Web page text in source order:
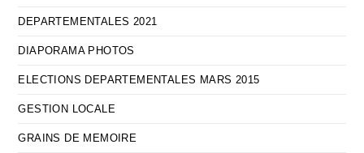
DEPARTEMENTALES 2021
DIAPORAMA PHOTOS
ELECTIONS DEPARTEMENTALES MARS 2015
GESTION LOCALE
GRAINS DE MEMOIRE